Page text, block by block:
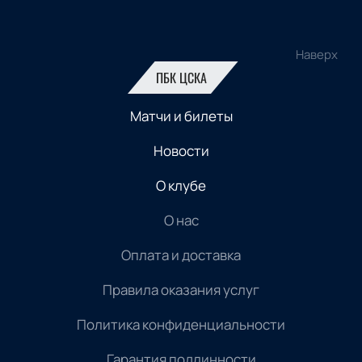
Наверх
ПБК ЦСКА
Матчи и билеты
Новости
О клубе
О нас
Оплата и доставка
Правила оказания услуг
Политика конфиденциальности